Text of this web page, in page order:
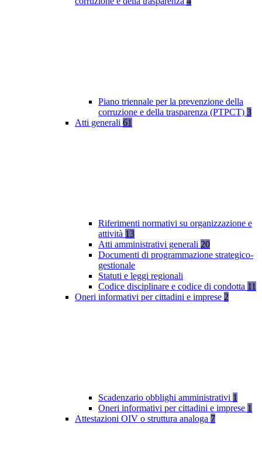
Piano triennale per la prevenzione della
corruzione e della trasparenza (PTPCT) 3
Atti generali 61
Riferimenti normativi su organizzazione e
attività 13
Atti amministrativi generali 20
Documenti di programmazione strategico-
gestionale
Statuti e leggi regionali
Codice disciplinare e codice di condotta 11
Oneri informativi per cittadini e imprese 2
Scadenzario obblighi amministrativi 1
Oneri informativi per cittadini e imprese 1
Attestazioni OIV o struttura analoga 7